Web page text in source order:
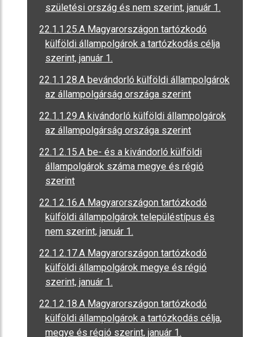
születési ország és nem szerint, január 1.
22.1.1.25.A Magyarországon tartózkodó
külföldi állampolgárok a tartózkodás célja
szerint, január 1.
22.1.1.28.A bevándorló külföldi állampolgárok
az állampolgárság országa szerint
22.1.1.29.A kivándorló külföldi állampolgárok
az állampolgárság országa szerint
22.1.2.15.A be- és a kivándorló külföldi
állampolgárok száma megye és régió
szerint
22.1.2.16.A Magyarországon tartózkodó
külföldi állampolgárok településtípus és
nem szerint, január 1.
22.1.2.17.A Magyarországon tartózkodó
külföldi állampolgárok megye és régió
szerint, január 1.
22.1.2.18.A Magyarországon tartózkodó
külföldi állampolgárok a tartózkodás célja,
megye és régió szerint, január 1.